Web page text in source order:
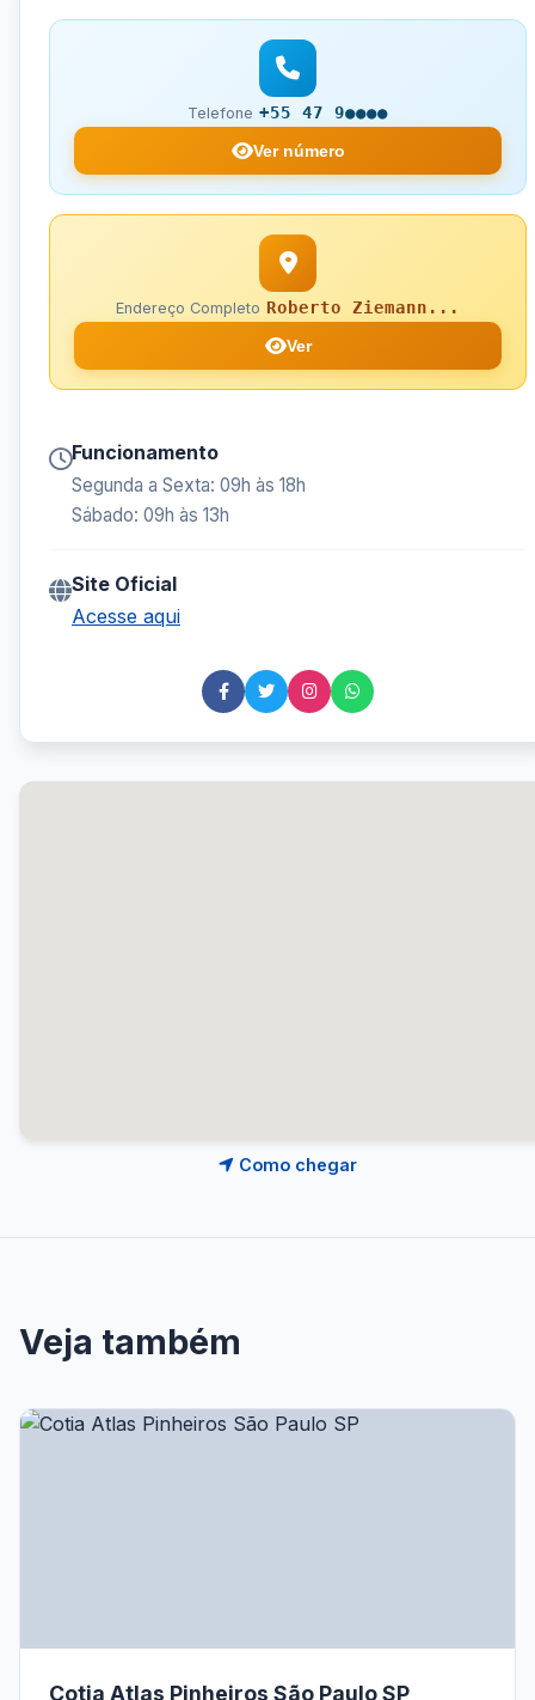
Telefone +55 47 9●●●●
Ver número
Endereço Completo Roberto Ziemann...
Ver
Funcionamento
Segunda a Sexta: 09h às 18h
Sábado: 09h às 13h
Site Oficial
Acesse aqui
Como chegar
Veja também
Cotia Atlas Pinheiros São Paulo SP